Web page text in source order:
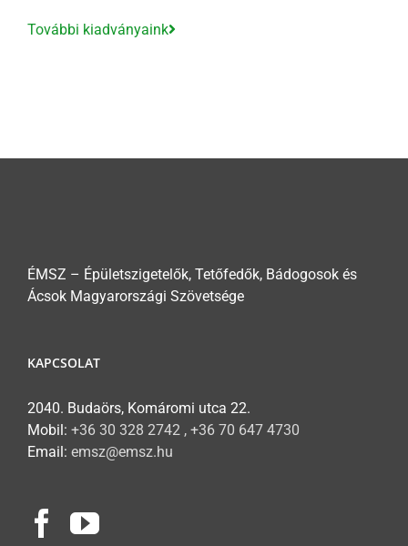
További kiadványaink
ÉMSZ – Épületszigetelők, Tetőfedők, Bádogosok és
Ácsok Magyarországi Szövetsége
KAPCSOLAT
2040. Budaörs, Komáromi utca 22.
Mobil: +36 30 328 2742 , +36 70 647 4730
Email: emsz@emsz.hu